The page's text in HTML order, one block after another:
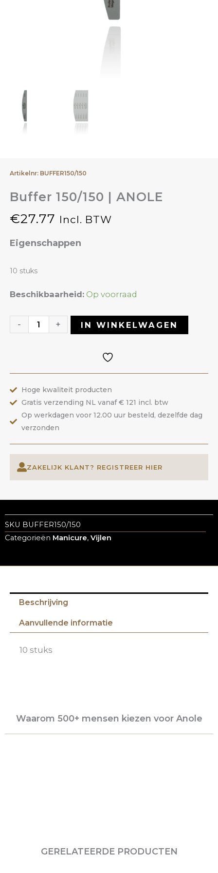
Artikelnr: BUFFER150/150
Buffer 150/150 | ANOLE
€27.77 Incl. BTW
Eigenschappen
10 stuks
Beschikbaarheid: Op voorraad
-
Buffer
+ IN WINKELWAGEN
Hoge kwaliteit producten
Gratis verzending NL vanaf € 121 incl. btw
Op werkdagen voor 12.00 uur besteld, dezelfde dag
verzonden
ZAKELIJK KLANT? REGISTREER HIER
SKU BUFFER150/150
Categorieën Manicure, Vijlen
Beschrijving
Aanvullende informatie
10 stuks
Waarom 500+ mensen kiezen voor Anole
GERELATEERDE PRODUCTEN